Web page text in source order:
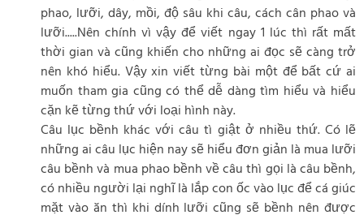
phao, lưỡi, dây, mồi, độ sâu khi câu, cách cân phao và
lưỡi.....Nên chính vì vậy để viết ngay 1 lúc thì rất mất
thời gian và cũng khiến cho những ai đọc sẽ càng trở
nên khó hiểu. Vậy xin viết từng bài một để bất cứ ai
muốn tham gia cũng có thể dễ dàng tìm hiểu và hiểu
cặn kẽ từng thứ với loại hình này.
Câu lục bềnh khác với câu tì giật ở nhiều thứ. Có lẽ
những ai câu lục hiện nay sẽ hiểu đơn giản là mua lưỡi
câu bềnh và mua phao bềnh về câu thì gọi là câu bềnh,
có nhiều người lại nghĩ là lắp con ốc vào lục để cá giúc
mặt vào ăn thì khi dính lưỡi cũng sẽ bềnh nên được